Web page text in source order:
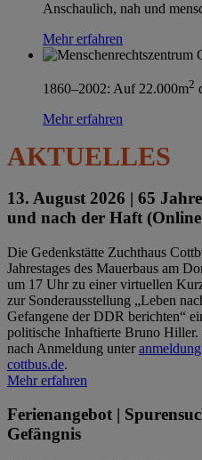
Anschaulich, nah und
Mehr erfahren
1860–2002: Auf 22.000m2
Mehr erfahren
AKTUELLES
13. August 2026 | 65
und nach der Haft
Die Gedenkstätte Zuchthaus
Jahrestages des Mauerbaus am
um 17 Uhr zu einer virtuellen
zur Sonderausstellung „Leben
Gefangene der DDR berichten“
politische Inhaftierte Bruno
nach Anmeldung unter
cottbus.de.
Mehr erfahren
Ferienangebot |
Gefängnis